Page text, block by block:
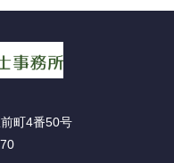
町4番50号